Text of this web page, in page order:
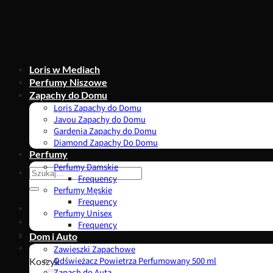
Szukaj:
0,00zł
Koszyk
Loris w Mediach
Perfumy Niszowe
Zapachy do Domu
Loris Zapachy do Domu
Javou Zapachy do Domu
Gardenia Zapachy do Domu
Diamond Zapachy Do Domu
Perfumy
Perfumy Damskie
Frequency
Perfumy Męskie
Frequency
Perfumy Unisex
Frequency
Dom i Auto
Zawieszki Zapachowe
Odświeżacz Powietrza Perfumowany 500 ml